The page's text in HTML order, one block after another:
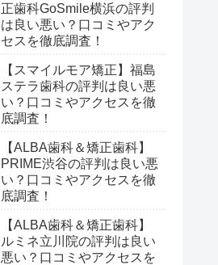
正歯科GoSmile横浜の評判
は良い悪い？口コミやアク
セスを徹底調査！
【スマイルモア矯正】福島
ステラ歯科の評判は良い悪
い？口コミやアクセスを徹
底調査！
【ALBA歯科＆矯正歯科】
PRIME渋谷の評判は良い悪
い？口コミやアクセスを徹
底調査！
【ALBA歯科＆矯正歯科】
ルミネ立川院の評判は良い
悪い？口コミやアクセスを